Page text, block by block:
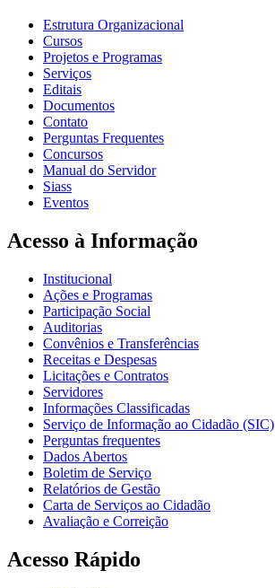
Estrutura Organizacional
Cursos
Projetos e Programas
Serviços
Editais
Documentos
Contato
Perguntas Frequentes
Concursos
Manual do Servidor
Siass
Eventos
Acesso à Informação
Institucional
Ações e Programas
Participação Social
Auditorias
Convênios e Transferências
Receitas e Despesas
Licitações e Contratos
Servidores
Informações Classificadas
Serviço de Informação ao Cidadão (SIC)
Perguntas frequentes
Dados Abertos
Boletim de Serviço
Relatórios de Gestão
Carta de Serviços ao Cidadão
Avaliação e Correição
Acesso Rápido